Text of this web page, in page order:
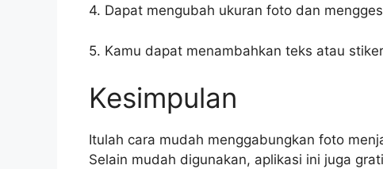
4. Dapat mengubah ukuran foto dan
5. Kamu dapat menambahkan teks atau
Kesimpulan
Itulah cara mudah menggabungkan foto
Selain mudah digunakan, aplikasi ini juga